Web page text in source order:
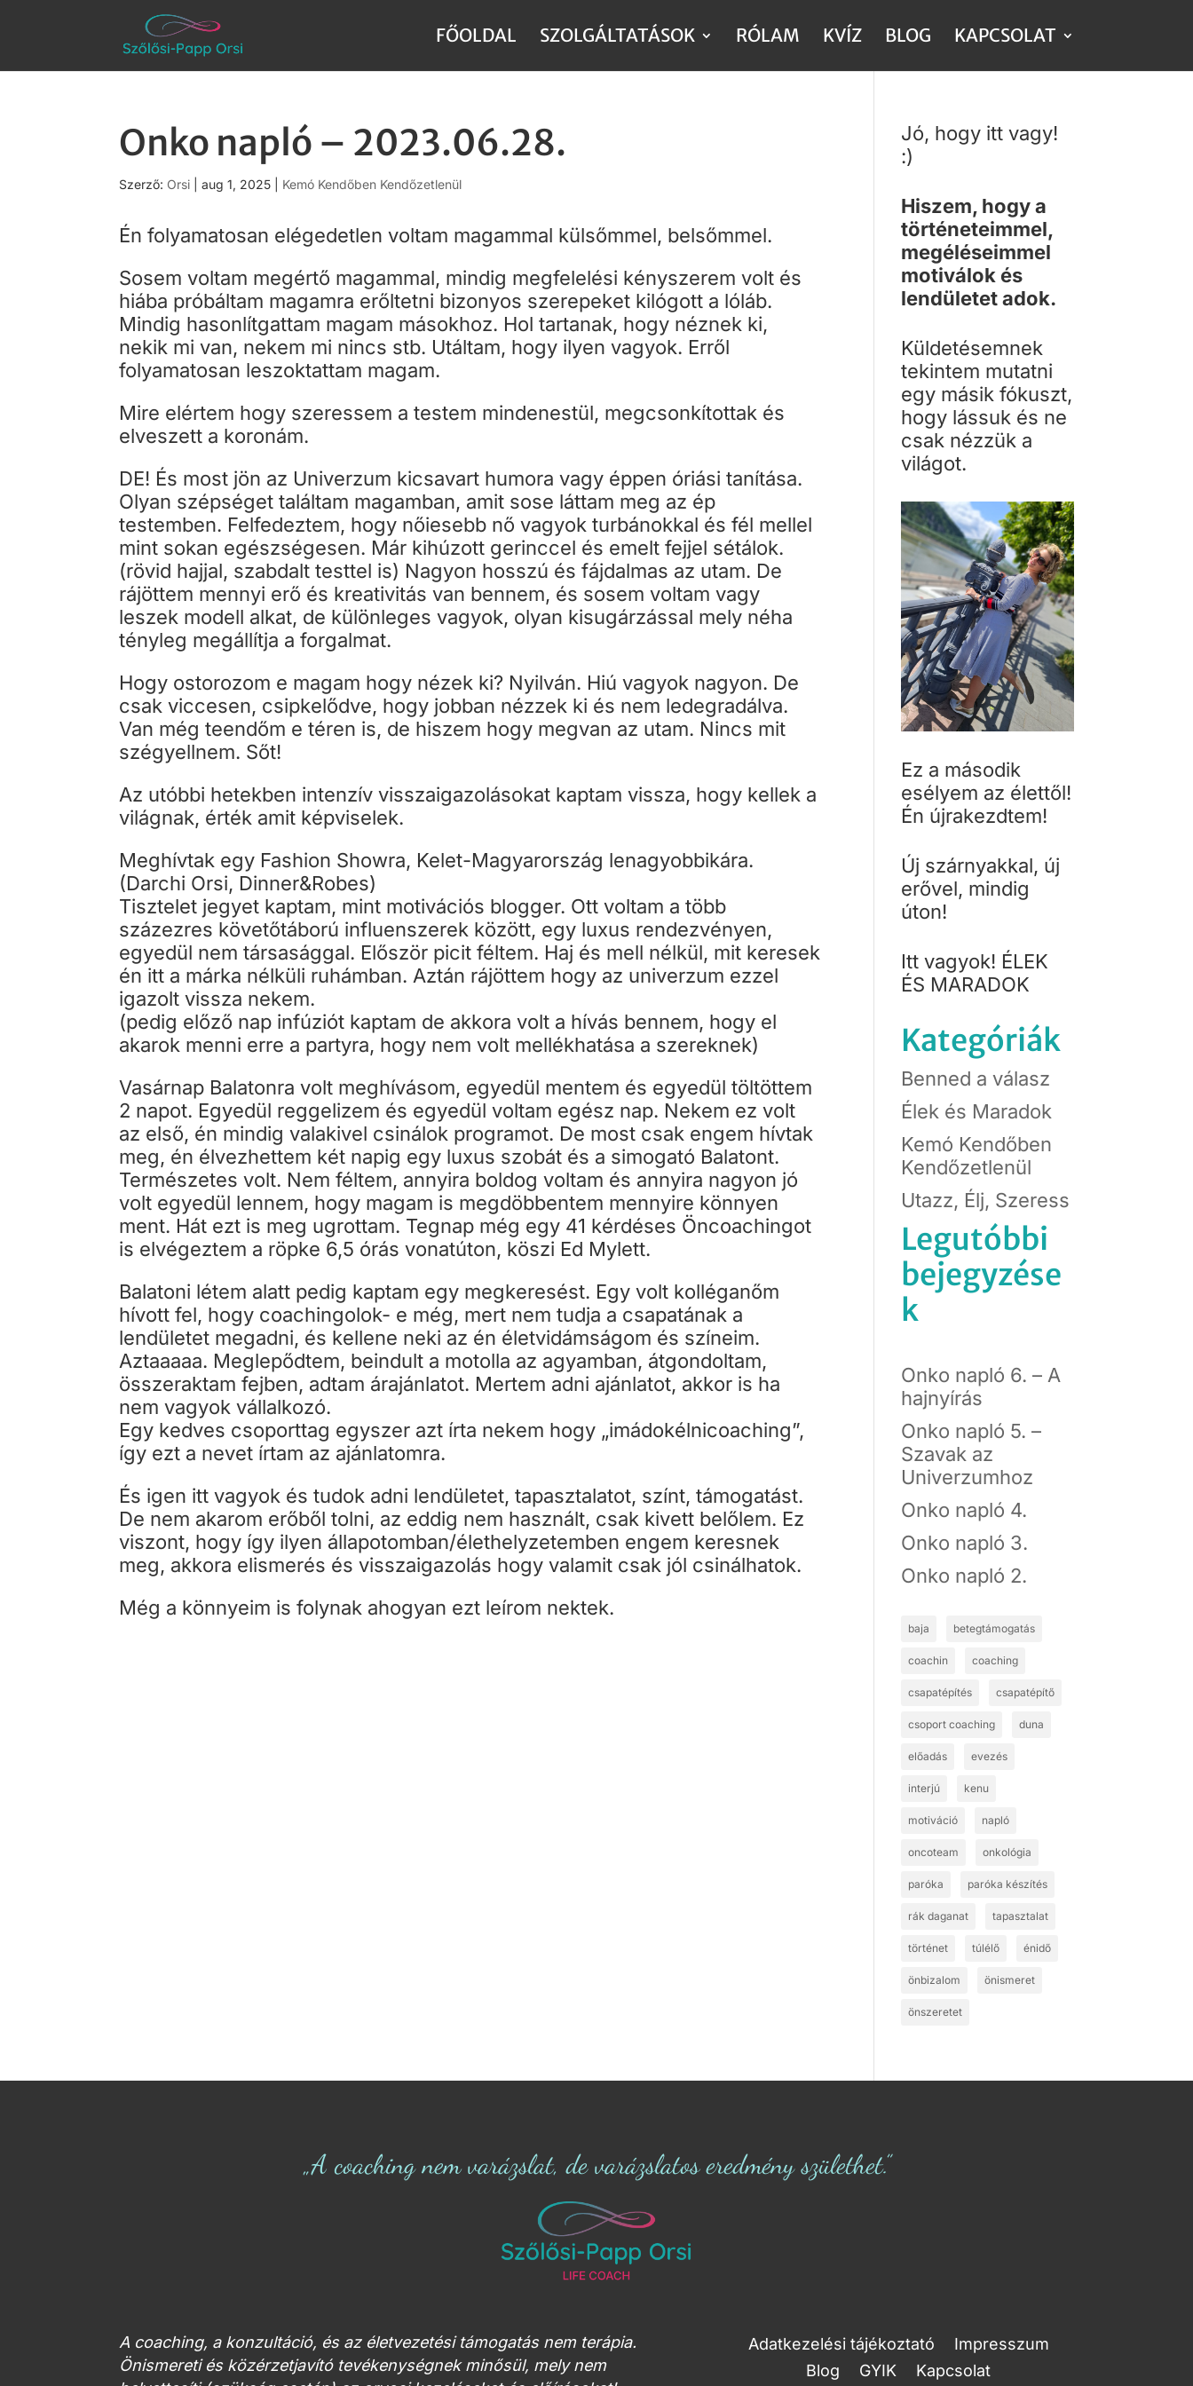
FŐOLDAL SZOLGÁLTATÁSOK RÓLAM KVÍZ BLOG KAPCSOLAT
Onko napló – 2023.06.28.
Szerző: Orsi |aug 1, 2025 Kemó Kendőben Kendőzetlenül
Én folyamatosan elégedetlen voltam magammal külsőmmel, belsőmmel.
Sosem voltam megértő magammal, mindig megfelelési kényszerem volt és
hiába próbáltam magamra erőltetni bizonyos szerepeket kilógott a lóláb.
Mindig hasonlítgattam magam másokhoz. Hol tartanak, hogy néznek ki,
nekik mi van, nekem mi nincs stb. Utáltam, hogy ilyen vagyok. Erről
folyamatosan leszoktattam magam.
Mire elértem hogy szeressem a testem mindenestül, megcsonkítottak és
elveszett a koronám.
DE! És most jön az Univerzum kicsavart humora vagy éppen óriási tanítása.
Olyan szépséget találtam magamban, amit sose láttam meg az ép
testemben. Felfedeztem, hogy nőiesebb nő vagyok turbánokkal és fél mellel
mint sokan egészségesen. Már kihúzott gerinccel és emelt fejjel sétálok.
(rövid hajjal, szabdalt testtel is) Nagyon hosszú és fájdalmas az utam. De
rájöttem mennyi erő és kreativitás van bennem, és sosem voltam vagy
leszek modell alkat, de különleges vagyok, olyan kisugárzással mely néha
tényleg megállítja a forgalmat.
Hogy ostorozom e magam hogy nézek ki? Nyilván. Hiú vagyok nagyon. De
csak viccesen, csipkelődve, hogy jobban nézzek ki és nem ledegradálva.
Van még teendőm e téren is, de hiszem hogy megvan az utam. Nincs mit
szégyellnem. Sőt!
Az utóbbi hetekben intenzív visszaigazolásokat kaptam vissza, hogy kellek a
világnak, érték amit képviselek.
Meghívtak egy Fashion Showra, Kelet-Magyarország lenagyobbikára.
(Darchi Orsi, Dinner&Robes)
Tisztelet jegyet kaptam, mint motivációs blogger. Ott voltam a több
százezres követőtáború influenszerek között, egy luxus rendezvényen,
egyedül nem társasággal. Először picit féltem. Haj és mell nélkül, mit keresek
én itt a márka nélküli ruhámban. Aztán rájöttem hogy az univerzum ezzel
igazolt vissza nekem.
(pedig előző nap infúziót kaptam de akkora volt a hívás bennem, hogy el
akarok menni erre a partyra, hogy nem volt mellékhatása a szereknek)
Vasárnap Balatonra volt meghívásom, egyedül mentem és egyedül töltöttem
2 napot. Egyedül reggelizem és egyedül voltam egész nap. Nekem ez volt
az első, én mindig valakivel csinálok programot. De most csak engem hívtak
meg, én élvezhettem két napig egy luxus szobát és a simogató Balatont.
Természetes volt. Nem féltem, annyira boldog voltam és annyira nagyon jó
volt egyedül lennem, hogy magam is megdöbbentem mennyire könnyen
ment. Hát ezt is meg ugrottam. Tegnap még egy 41 kérdéses Öncoachingot
is elvégeztem a röpke 6,5 órás vonatúton, köszi Ed Mylett.
Balatoni létem alatt pedig kaptam egy megkeresést. Egy volt kolléganőm
hívott fel, hogy coachingolok- e még, mert nem tudja a csapatának a
lendületet megadni, és kellene neki az én életvidámságom és színeim.
Aztaaaaa. Meglepődtem, beindult a motolla az agyamban, átgondoltam,
összeraktam fejben, adtam árajánlatot. Mertem adni ajánlatot, akkor is ha
nem vagyok vállalkozó.
Egy kedves csoporttag egyszer azt írta nekem hogy „imádokélnicoaching”,
így ezt a nevet írtam az ajánlatomra.
És igen itt vagyok és tudok adni lendületet, tapasztalatot, színt, támogatást.
De nem akarom erőből tolni, az eddig nem használt, csak kivett belőlem. Ez
viszont, hogy így ilyen állapotomban/élethelyzetemben engem keresnek
meg, akkora elismerés és visszaigazolás hogy valamit csak jól csinálhatok.
Még a könnyeim is folynak ahogyan ezt leírom nektek.
Jó, hogy itt vagy!
:)
Hiszem, hogy a
történeteimmel,
megéléseimmel
motiválok és
lendületet adok.
Küldetésemnek
tekintem mutatni
egy másik fókuszt,
hogy lássuk és ne
csak nézzük a
világot.
Ez a második
esélyem az élettől!
Én újrakezdtem!
Új szárnyakkal, új
erővel, mindig
úton!
Itt vagyok! ÉLEK
ÉS MARADOK
Kategóriák
Benned a válasz
Élek és Maradok
Kemó Kendőben
Kendőzetlenül
Utazz, Élj, Szeress
Legutóbbi
bejegyzése
k
Onko napló 6. – A
hajnyírás
Onko napló 5. –
Szavak az
Univerzumhoz
Onko napló 4.
Onko napló 3.
Onko napló 2.
baja betegtámogatás
coachin coaching
csapatépítés csapatépítő
csoport coaching duna
előadás evezés
interjú kenu
motiváció napló
oncoteam onkológia
paróka paróka készítés
rák daganat tapasztalat
történet túlélő énidő
önbizalom önismeret
önszeretet
„A coaching nem varázslat, de varázslatos eredmény születhet.”
A coaching, a konzultáció, és az életvezetési támogatás nem terápia.
Önismereti és közérzetjavító tevékenységnek minősül, mely nem
Adatkezelési tájékoztató
Impresszum
Blog
GYIK Kapcsolat